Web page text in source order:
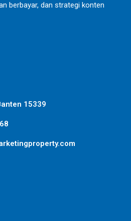
berbayar, dan strategi konten
15339